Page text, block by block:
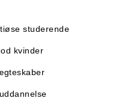
studerende
kvinder